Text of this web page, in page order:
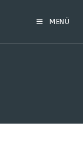
MENÜ